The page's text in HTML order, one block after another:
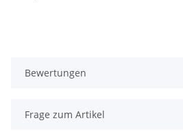
Bewertungen
Frage zum Artikel